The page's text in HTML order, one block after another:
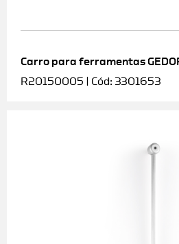
Carro para ferramentas
R20150005 | Cód: 3301653